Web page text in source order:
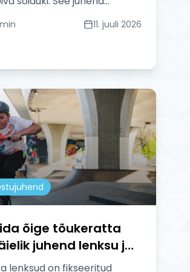
reeglid ja kuidas kõik samm-
panna.
min 11. juuli 2026
õige tõukeratta
juhend lenksu ja
lenksud on fikseeritud